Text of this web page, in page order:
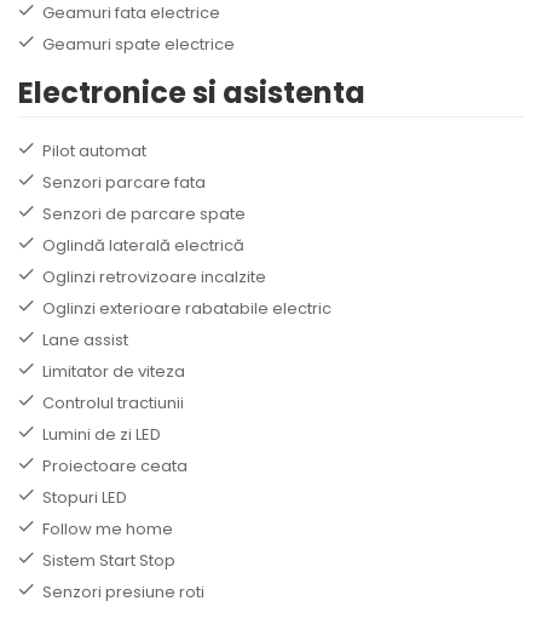
Geamuri fata electrice
Geamuri spate electrice
Electronice si asistenta
Pilot automat
Senzori parcare fata
Senzori de parcare spate
Oglindă laterală electrică
Oglinzi retrovizoare incalzite
Oglinzi exterioare rabatabile electric
Lane assist
Limitator de viteza
Controlul tractiunii
Lumini de zi LED
Proiectoare ceata
Stopuri LED
Follow me home
Sistem Start Stop
Senzori presiune roti